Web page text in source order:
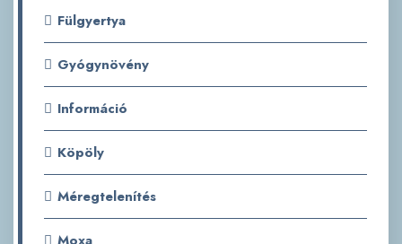
Fülgyertya
Gyógynövény
Információ
Köpöly
Méregtelenítés